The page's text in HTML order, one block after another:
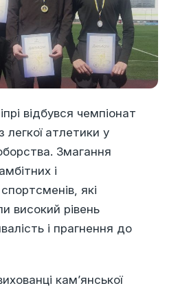
відбувся чемпіонат
легкої атлетики у
Змагання
і
які
високий рівень
і прагнення до
кам’янської